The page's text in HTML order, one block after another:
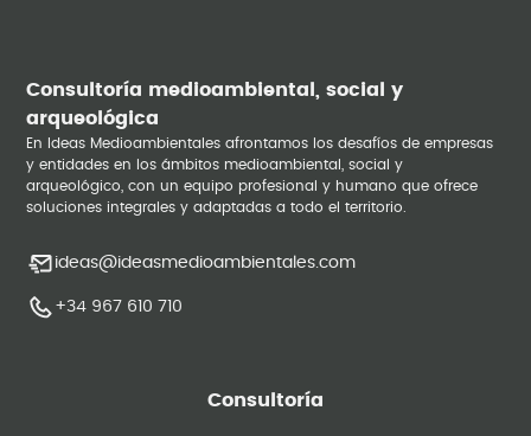
Consultoría medioambiental, social y
arqueológica
En Ideas Medioambientales afrontamos los desafíos de empresas
y entidades en los ámbitos medioambiental, social y
arqueológico, con un equipo profesional y humano que ofrece
soluciones integrales y adaptadas a todo el territorio.
ideas@ideasmedioambientales.com
+34 967 610 710
Consultoría